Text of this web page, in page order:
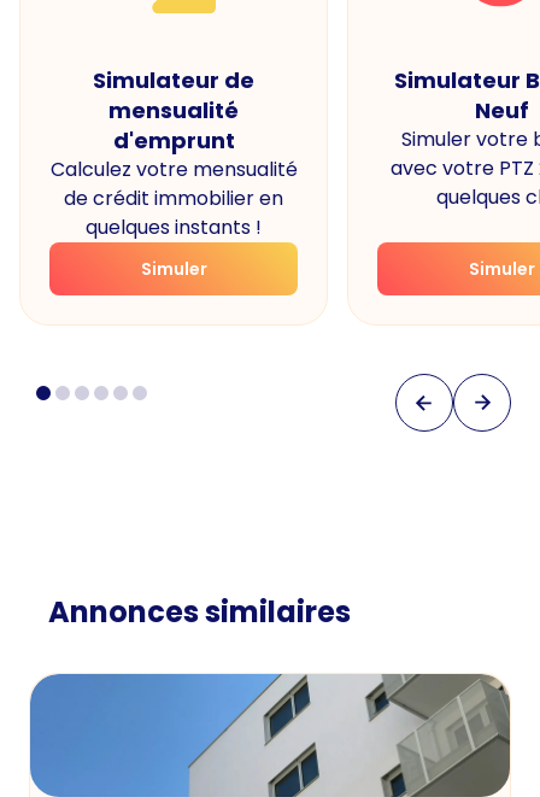
Simulateur de
mensualité
d'emprunt
Calculez votre mensualité
de crédit immobilier en
quelques instants !
Simuler
Simulateur
Neuf
Simuler votre
avec votre PTZ
quelques
Simuler
Annonces similaires